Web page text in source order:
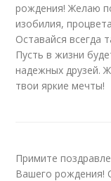
рождения! Желаю
изобилия,
Оставайся всегда
Пусть в жизни
надежных друзей.
твои яркие мечты!
Примите
Вашего рождения!